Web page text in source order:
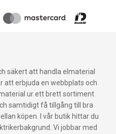
säkert att handla elmaterial
att erbjuda en webbplats och
ur ett brett sortiment
samtidigt få tillgång till bra
köpen. I vår butik hittar du
Vi jobbar med